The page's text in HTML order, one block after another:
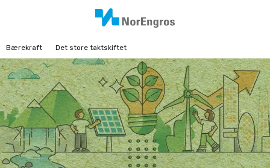
Bærekraft Det store taktskiftet